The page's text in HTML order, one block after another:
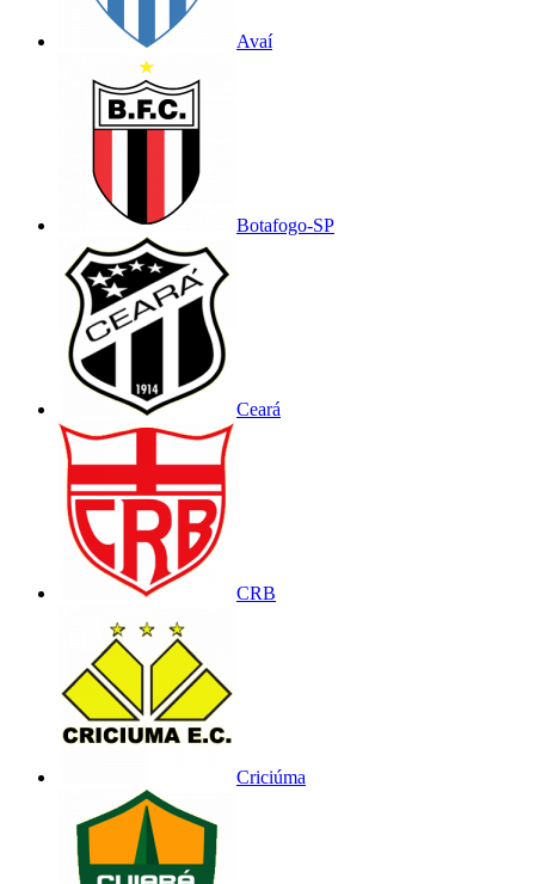
Avaí
Botafogo-SP
Ceará
CRB
Criciúma